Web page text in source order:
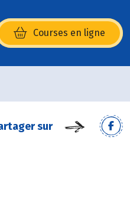
Courses en ligne
dans une nouvelle
sur